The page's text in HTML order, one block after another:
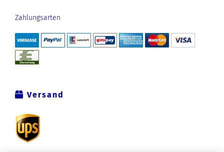
Zahlungsarten
Versand